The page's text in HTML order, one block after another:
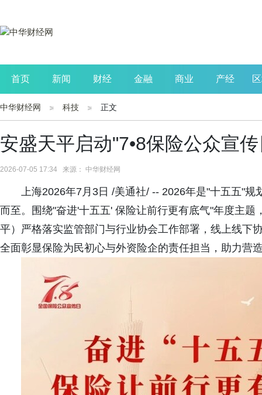
首页 新闻 财经 金融 商业 产经
公司 生活 读书
中华财经网 科技 正文
安盛天平启动"7•8保险公众宣
2026-07-05 17:34 来源： 中华财经网
上海2026年7月3日 /美通社/ -- 2026年是"十五五"
而至。围绕"奋进'十五五' 保险让前行更有底气"年度主
平）严格落实监管部门与行业协会工作部署，线上线下
全面彰显保险为民初心与外资险企的责任担当，助力营